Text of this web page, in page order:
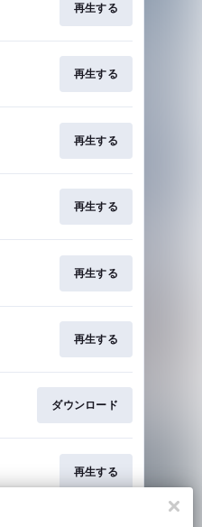
再生する
再生する
再生する
再生する
再生する
再生する
ダウンロード
再生する